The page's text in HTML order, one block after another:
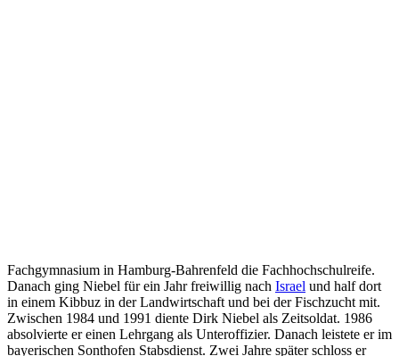
Fachgymnasium in Hamburg-Bahrenfeld die Fachhochschulreife.
Danach ging Niebel für ein Jahr freiwillig nach Israel und half dort
in einem Kibbuz in der Landwirtschaft und bei der Fischzucht mit.
Zwischen 1984 und 1991 diente Dirk Niebel als Zeitsoldat. 1986
absolvierte er einen Lehrgang als Unteroffizier. Danach leistete er im
bayerischen Sonthofen Stabsdienst. Zwei Jahre später schloss er